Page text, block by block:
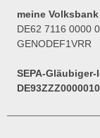
meine
DE62 7116 0000
GENODEF1VRR
SEPA-